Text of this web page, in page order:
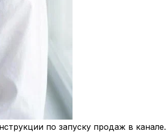
по запуску продаж в канале.